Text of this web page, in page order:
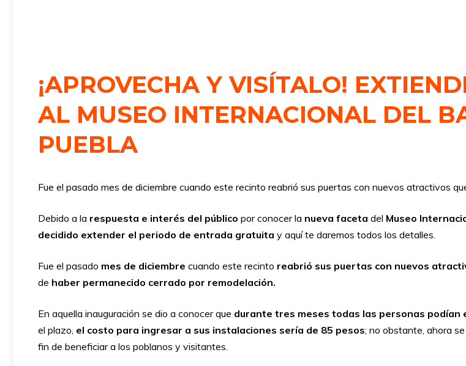
¡APROVECHA Y VISÍTALO!
AL MUSEO INTERNACIONAL DEL
PUEBLA
Fue el pasado mes de diciembre cuando este recinto reabrió sus puertas con nuevos atractivos
Debido a la respuesta e interés del público por conocer la nueva faceta del Museo
decidido extender el periodo de entrada gratuita y aquí te daremos todos los detalles.
Fue el pasado mes de diciembre cuando este recinto reabrió sus puertas con nuevos
de haber permanecido cerrado por remodelación.
En aquella inauguración se dio a conocer que durante tres meses todas las personas
el plazo, el costo para ingresar a sus instalaciones sería de 85 pesos; no obstante, ahora
fin de beneficiar a los poblanos y visitantes.